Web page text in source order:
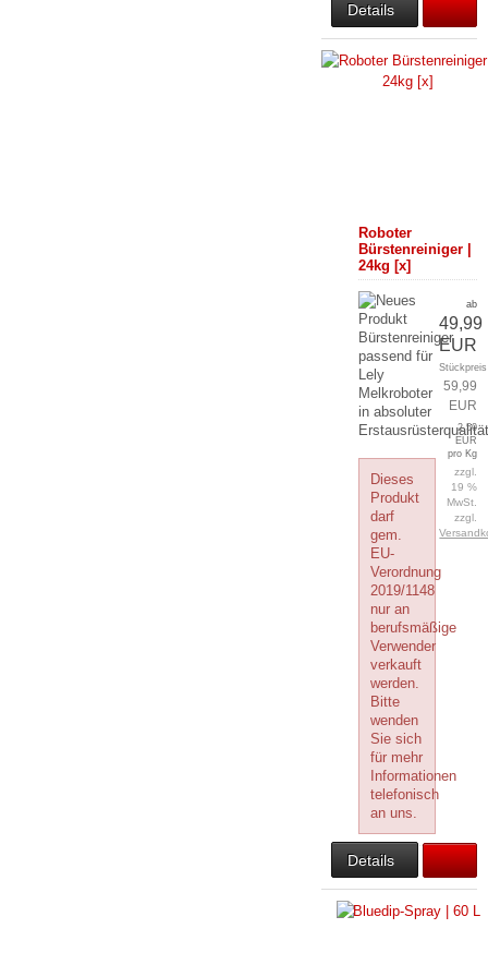
Details
Roboter
Bürstenreiniger |
24kg [x]
Bürstenreiniger
passend für
Lely
Melkroboter
in absoluter
Dieses
Produkt
darf
gem.
EU-
Verordnung
2019/1148
nur an
berufsmäßige
Verwender
verkauft
werden.
Bitte
wenden
Sie sich
für mehr
Informationen
telefonisch
an uns.
ab
49,99
EUR
Stückpreis
59,99
EUR
2,50
EUR
pro Kg
zzgl.
19 %
MwSt.
zzgl.
Details